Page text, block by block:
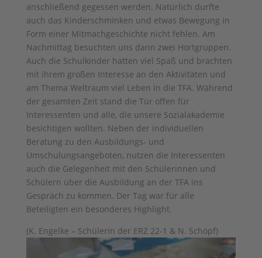
anschließend gegessen werden. Natürlich durfte
auch das Kinderschminken und etwas Bewegung in
Form einer Mitmachgeschichte nicht fehlen. Am
Nachmittag besuchten uns dann zwei Hortgruppen.
Auch die Schulkinder hatten viel Spaß und brachten
mit ihrem großen Interesse an den Aktivitäten und
am Thema Weltraum viel Leben in die TFA. Während
der gesamten Zeit stand die Tür offen für
Interessenten und alle, die unsere Sozialakademie
besichtigen wollten. Neben der individuellen
Beratung zu den Ausbildungs- und
Umschulungsangeboten, nutzen die Interessenten
auch die Gelegenheit mit den Schülerinnen und
Schülern über die Ausbildung an der TFA ins
Gespräch zu kommen. Der Tag war für alle
Beteiligten ein besonderes Highlight.
(K. Engelke – Schülerin der ERZ 22-1 & N. Schöpf)